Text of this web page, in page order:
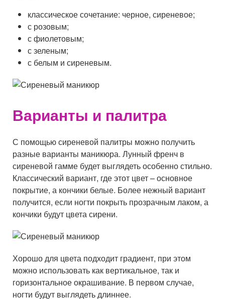
классическое сочетание: черное, сиреневое;
с розовым;
с фиолетовым;
с зеленым;
с белым и сиреневым.
Варианты и палитра
С помощью сиреневой палитры можно получить
разные варианты маникюра. Лунный френч в
сиреневой гамме будет выглядеть особенно стильно.
Классический вариант, где этот цвет – основное
покрытие, а кончики белые. Более нежный вариант
получится, если ногти покрыть прозрачным лаком, а
кончики будут цвета сирени.
Хорошо для цвета подходит градиент, при этом
можно использовать как вертикальное, так и
горизонтальное окрашивание. В первом случае,
ногти будут выглядеть длиннее.